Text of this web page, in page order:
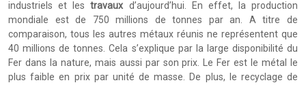
industriels et lestravaux d’aujourd’hui. En effet, la production
mondiale est de 750 millions de tonnes par an. A titre de
comparaison, tous les autres métaux réunis ne représentent que
40 millions de tonnes. Cela s’explique par la large disponibilité du
Fer dans la nature, mais aussi par son prix. Le Fer est le métal le
plus faible en prix par unité de masse. De plus, le recyclage de